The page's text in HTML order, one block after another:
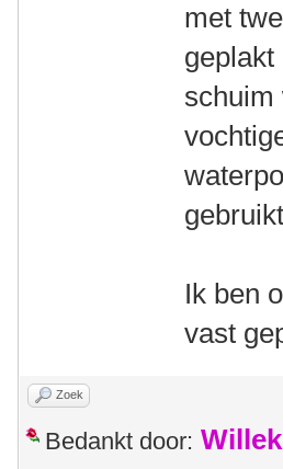
met
geplakt
schuim
Ik ben
vast
Zoek
Bedankt door: